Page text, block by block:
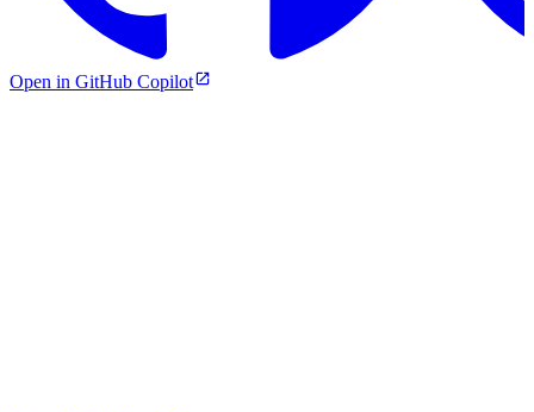
Open in GitHub Copilot